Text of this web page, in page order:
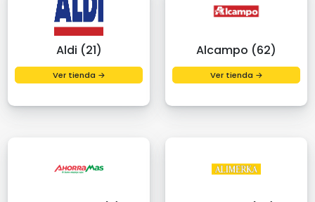
Aldi (21)
Ver tienda →
Alcampo (62)
Ver tienda →